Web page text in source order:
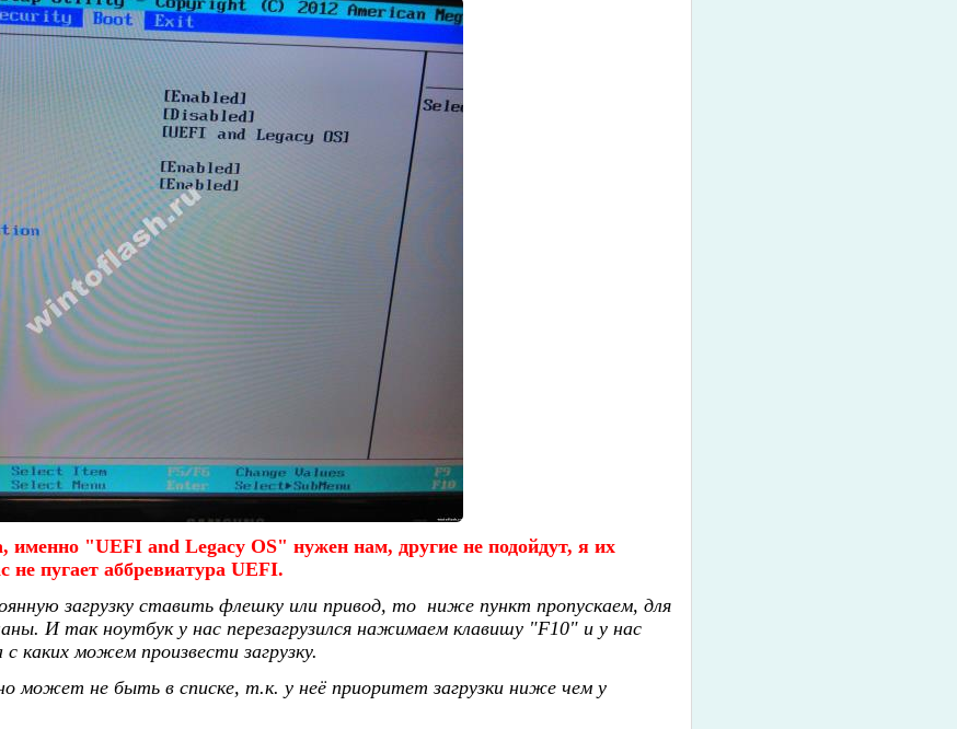
"UEFI and Legacy OS" нужен нам, другие не подойдут, я их
не пугает аббревиатура UEFI.
загрузку ставить флешку или привод, то ниже пункт пропускаем, для
И так ноутбук у нас перезагрузился нажимаем клавишу "F10" и у нас
каких можем произвести загрузку.
может не быть в списке, т.к. у неё приоритет загрузки ниже чем у